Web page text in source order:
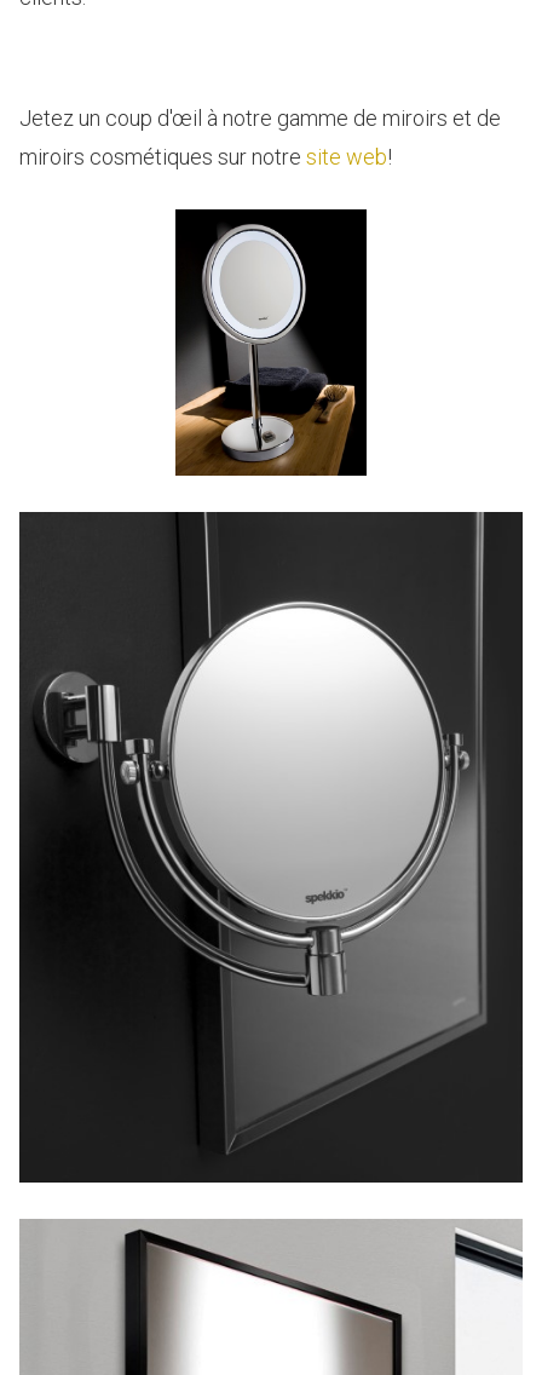
Jetez un coup d'œil à notre gamme de miroirs et de
miroirs cosmétiques sur notre site web!